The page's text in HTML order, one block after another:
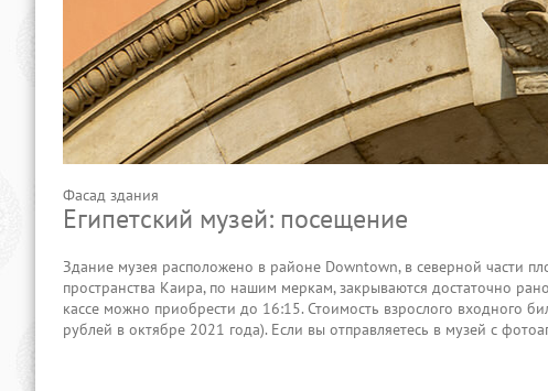
Фасад здания
Египетский музей: посещение
Здание музея расположено в районе Downtown, в северной части
пространства Каира, по нашим меркам, закрываются достаточно
кассе можно приобрести до 16:15. Стоимость взрослого входного
рублей в октябре 2021 года). Если вы отправляетесь в музей с